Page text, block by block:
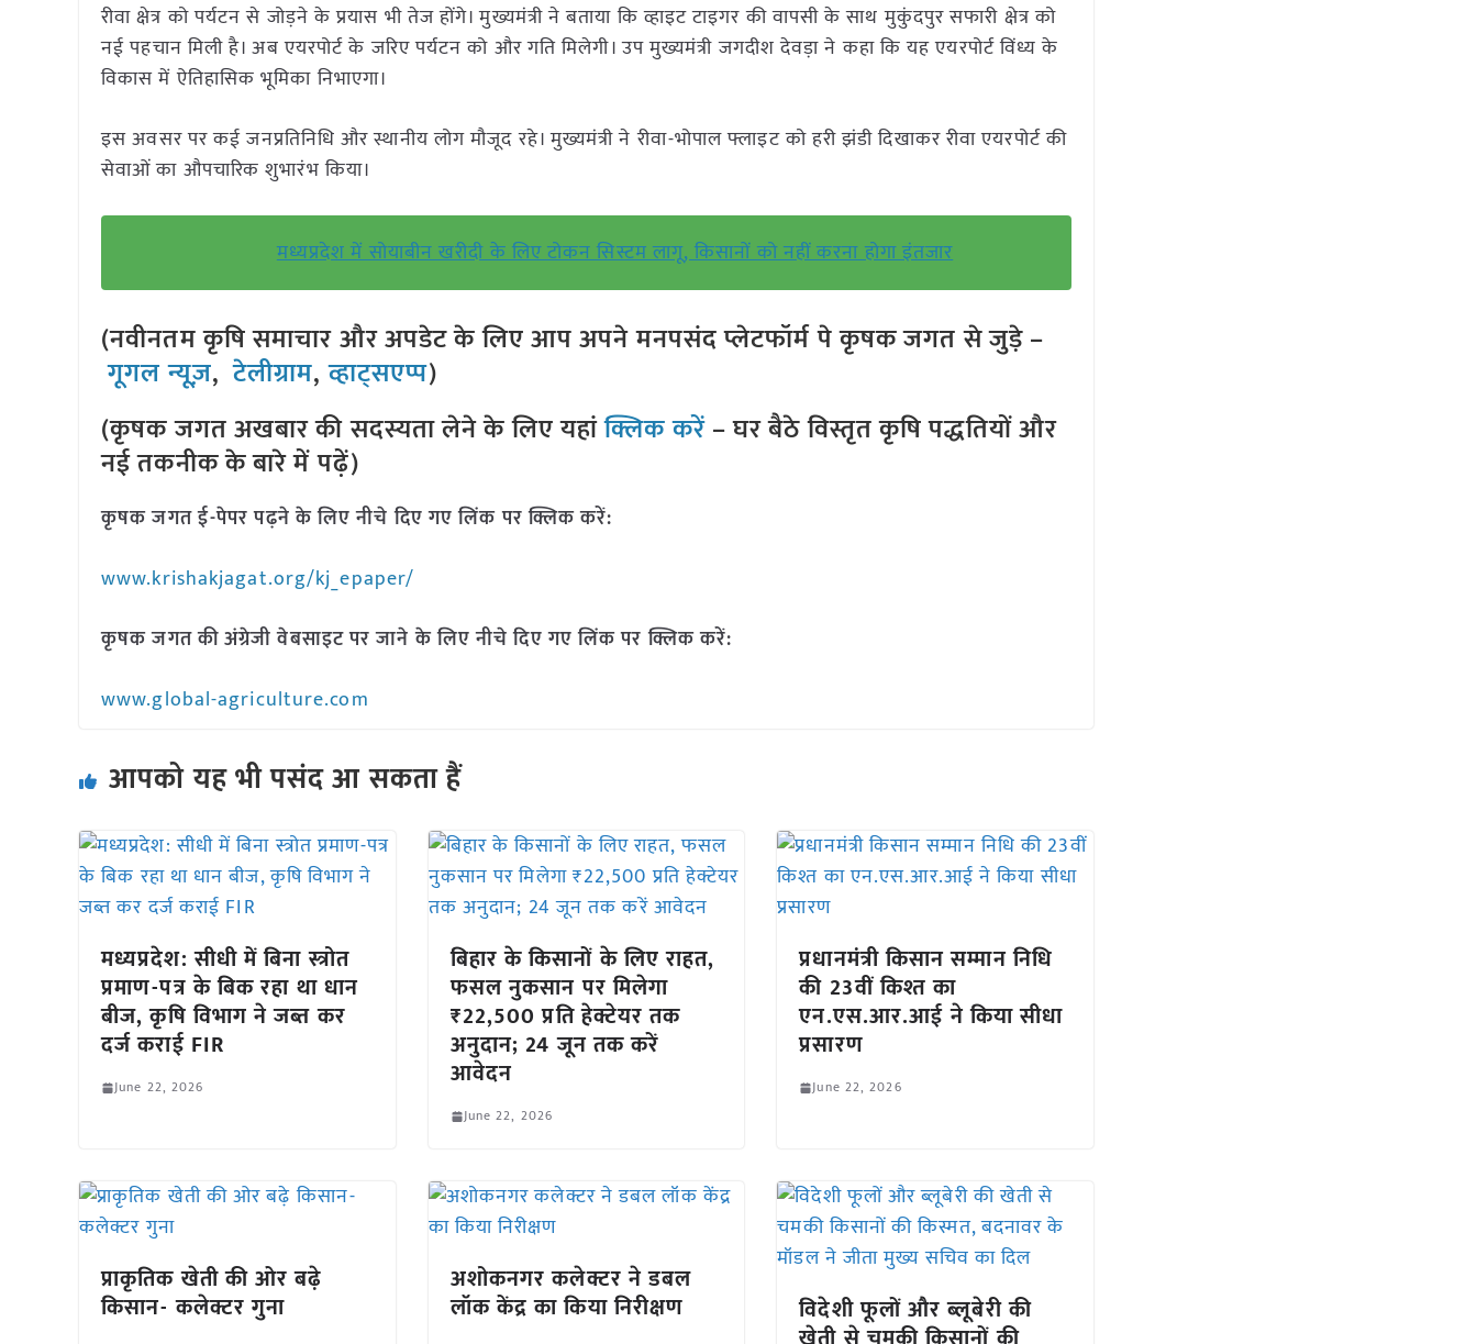
रीवा क्षेत्र को पर्यटन से जोड़ने के प्रयास भी तेज होंगे। मुख्यमंत्री ने बताया कि व्हाइट टाइगर की वापसी के साथ मुकुंदपुर सफारी क्षेत्र को
नई पहचान मिली है। अब एयरपोर्ट के जरिए पर्यटन को और गति मिलेगी। उप मुख्यमंत्री जगदीश देवड़ा ने कहा कि यह एयरपोर्ट विंध्य के
विकास में ऐतिहासिक भूमिका निभाएगा।
इस अवसर पर कई जनप्रतिनिधि और स्थानीय लोग मौजूद रहे। मुख्यमंत्री ने रीवा-भोपाल फ्लाइट को हरी झंडी दिखाकर रीवा एयरपोर्ट की
सेवाओं का औपचारिक शुभारंभ किया।
मध्यप्रदेश में सोयाबीन खरीदी के लिए टोकन सिस्टम लागू, किसानों को नहीं करना होगा इंतजार
(नवीनतम कृषि समाचार और अपडेट के लिए आप अपने मनपसंद प्लेटफॉर्म पे कृषक जगत से जुड़े –
गूगल न्यूज़,टेलीग्राम,व्हाट्सएप्प)
(कृषक जगत अखबार की सदस्यता लेने के लिए यहांक्लिक करें– घर बैठे विस्तृत कृषि पद्धतियों और
नई तकनीक के बारे में पढ़ें)
कृषक जगत ई-पेपर पढ़ने के लिए नीचे दिए गए लिंक पर क्लिक करें:
www.krishakjagat.org/kj_epaper/
कृषक जगत की अंग्रेजी वेबसाइट पर जाने के लिए नीचे दिए गए लिंक पर क्लिक करें:
www.global-agriculture.com
आपको यह भी पसंद आ सकता हैं
मध्यप्रदेश: सीधी में बिना स्त्रोत
प्रमाण-पत्र के बिक रहा था धान
बीज, कृषि विभाग ने जब्त कर
दर्ज कराई FIR
June 22, 2026
बिहार के किसानों के लिए राहत,
फसल नुकसान पर मिलेगा
₹22,500 प्रति हेक्टेयर तक
अनुदान; 24 जून तक करें
आवेदन
June 22, 2026
प्रधानमंत्री किसान सम्मान निधि
की 23वीं किश्त का
एन.एस.आर.आई ने किया सीधा
प्रसारण
June 22, 2026
प्राकृतिक खेती की ओर बढ़े
किसान- कलेक्टर गुना
अशोकनगर कलेक्टर ने डबल
लॉक केंद्र का किया निरीक्षण विदेशी फूलों और ब्लूबेरी की